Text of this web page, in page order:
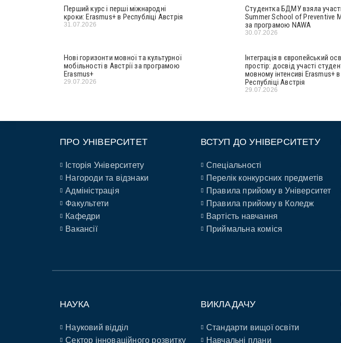
Перший курс і перші міжнародні
кроки: Erasmus+ в Республіці Австрія
31.07.2026
Студентка БДМУ взяла
Summer School of Preventive
за програмою NAWA
30.07.2026
Нові горизонти мовної та культурної
мобільності в Австрії за програмою
Erasmus+
29.07.2026
Інтеграція в європейський
простір: досвід участі
мовному інтенсиві Erasmus+ в
Республіці Австрія
29.07.2026
ПРО УНІВЕРСИТЕТ
Історія Університету
Нагороди та відзнаки
Адміністрація
Факультети
Кафедри
Вакансії
ВСТУП ДО УНІВЕРСИТЕТУ
Спеціальності
Перелік конкурсних предметів
Правила прийому в Університет
Правила прийому в Коледж
Вартість навчання
Приймальна коміся
НАУКА
Науковий відділ
Сектор інноваційного розвитку
ВИКЛАДАЧУ
Стандарти вищої освіти
Навчальні плани